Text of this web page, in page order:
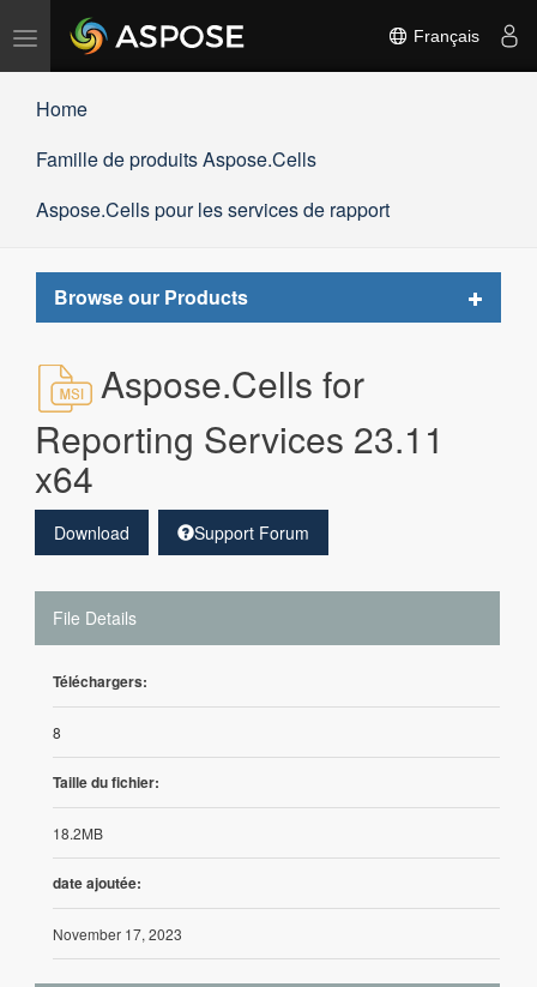
Basculer
Français
Home
Famille de produits Aspose.Cells
Aspose.Cells pour les services de rapport
Browse our Products
Toggle
Aspose.Cells for
Reporting Services 23.11
x64
Download Support Forum
File Details
Téléchargers:
8
Taille du fichier:
18.2MB
date ajoutée:
November 17, 2023